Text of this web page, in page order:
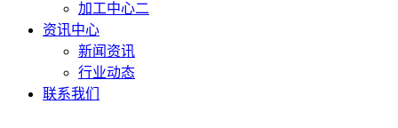
加工中心二
资讯中心
新闻资讯
行业动态
联系我们